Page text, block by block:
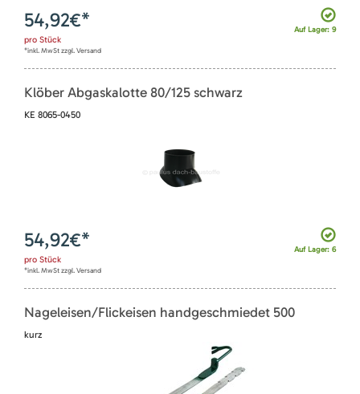
Auf Lager: 9
54,92€*
pro Stück
*inkl. MwSt zzgl. Versand
Klöber Abgaskalotte 80/125 schwarz
KE 8065-0450
Auf Lager: 6
54,92€*
pro Stück
*inkl. MwSt zzgl. Versand
Nageleisen/Flickeisen handgeschmiedet 500
kurz